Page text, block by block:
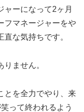
ャーになって2ヶ月
フマネージャーをや
な気持ちです。
ません。
とを全力でやり、来
って終われるよう